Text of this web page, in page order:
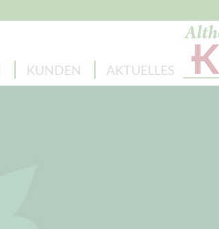
KUNDEN AKTUELLES